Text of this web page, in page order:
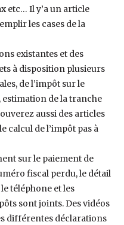
etc… Il y’a un article
les cases de la
existantes et des
à disposition plusieurs
de l’impôt sur le
de la tranche
aussi des articles
calcul de l’impôt pas à
sur le paiement de
fiscal perdu, le détail
téléphone et les
sont joints. Des vidéos
différentes déclarations